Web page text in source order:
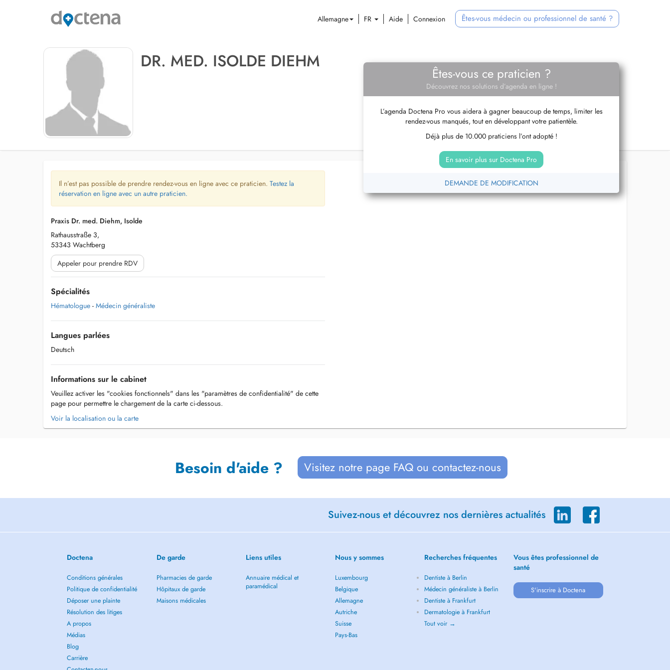
Allemagne FR Aide Connexion Êtes-vous médecin ou professionnel de santé ?
DR. MED. ISOLDE DIEHM
Êtes-vous ce praticien ?
Découvrez nos solutions d’agenda en ligne !
L’agenda Doctena Pro vous aidera à gagner beaucoup de temps, limiter les
rendez-vous manqués, tout en développant votre patientèle.
Déjà plus de 10.000 praticiens l’ont adopté !
En savoir plus sur Doctena Pro
DEMANDE DE MODIFICATION
Il n’est pas possible de prendre rendez-vous en ligne avec ce praticien. Testez la
réservation en ligne avec un autre praticien.
Praxis Dr. med. Diehm, Isolde
Rathausstraße 3,
53343 Wachtberg
Appeler pour prendre RDV
Spécialités
Hématologue - Médecin généraliste
Langues parlées
Deutsch
Informations sur le cabinet
Veuillez activer les "cookies fonctionnels" dans les "paramètres de confidentialité" de cette
page pour permettre le chargement de la carte ci-dessous.
Voir la localisation ou la carte
Besoin d'aide ? Visitez notre page FAQ ou contactez-nous
Suivez-nous et découvrez nos dernières actualités
Doctena
Conditions générales
Politique de confidentialité
Déposer une plainte
Résolution des litiges
A propos
Médias
Blog
Carrière
De garde
Pharmacies de garde
Hôpitaux de garde
Maisons médicales
Liens utiles
Annuaire médical et
paramédical
Nous y sommes
Luxembourg
Belgique
Allemagne
Autriche
Suisse
Pays-Bas
Recherches fréquentes
Dentiste à Berlin
Médecin généraliste à Berlin
Dentiste à Frankfurt
Dermatologie à Frankfurt
Tout voir →
Vous êtes professionnel de
santé
S'inscrire à Doctena